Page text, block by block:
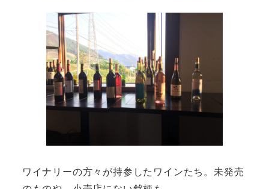
ワイナリーの方々が持参したワインたち。未発売